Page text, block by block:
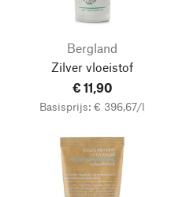
Bergland
Zilver vloeistof
€ 11,90
Basisprijs: € 396,67/l